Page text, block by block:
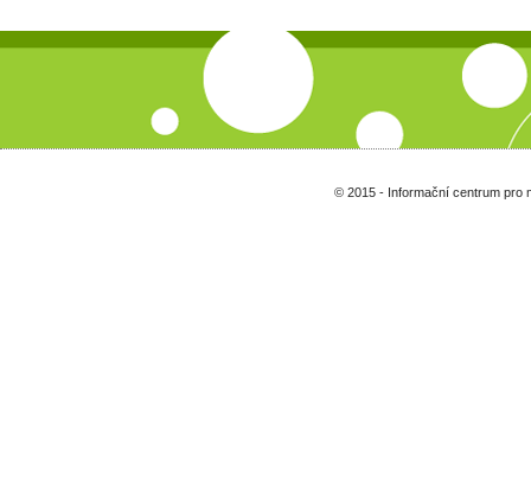
© 2015 - Informační centrum pro